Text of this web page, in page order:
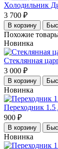
Холодильник
3 700 ₽
В корзину
Похожие
Новинка
Стеклянная
3 000 ₽
В корзину
Новинка
Переходник
900 ₽
В корзину
Новинка